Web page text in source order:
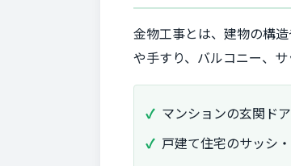
金物工事とは、建物の構
や手すり、バルコニー、
マンションの玄関ド
戸建て住宅のサッシ